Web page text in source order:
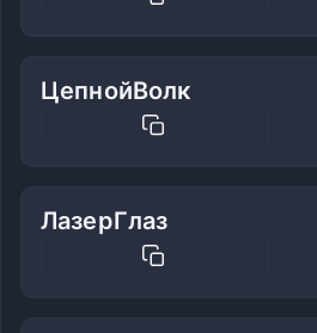
ЦепнойВолк
ЛазерГлаз